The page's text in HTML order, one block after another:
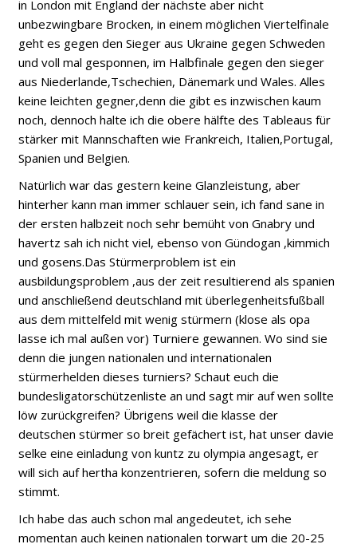
in London mit England der nächste aber nicht
unbezwingbare Brocken, in einem möglichen Viertelfinale
geht es gegen den Sieger aus Ukraine gegen Schweden
und voll mal gesponnen, im Halbfinale gegen den sieger
aus Niederlande,Tschechien, Dänemark und Wales. Alles
keine leichten gegner,denn die gibt es inzwischen kaum
noch, dennoch halte ich die obere hälfte des Tableaus für
stärker mit Mannschaften wie Frankreich, Italien,Portugal,
Spanien und Belgien.
Natürlich war das gestern keine Glanzleistung, aber
hinterher kann man immer schlauer sein, ich fand sane in
der ersten halbzeit noch sehr bemüht von Gnabry und
havertz sah ich nicht viel, ebenso von Gündogan ,kimmich
und gosens.Das Stürmerproblem ist ein
ausbildungsproblem ,aus der zeit resultierend als spanien
und anschließend deutschland mit überlegenheitsfußball
aus dem mittelfeld mit wenig stürmern (klose als opa
lasse ich mal außen vor) Turniere gewannen. Wo sind sie
denn die jungen nationalen und internationalen
stürmerhelden dieses turniers? Schaut euch die
bundesligatorschützenliste an und sagt mir auf wen sollte
löw zurückgreifen? Übrigens weil die klasse der
deutschen stürmer so breit gefächert ist, hat unser davie
selke eine einladung von kuntz zu olympia angesagt, er
will sich auf hertha konzentrieren, sofern die meldung so
stimmt.
Ich habe das auch schon mal angedeutet, ich sehe
momentan auch keinen nationalen torwart um die 20-25